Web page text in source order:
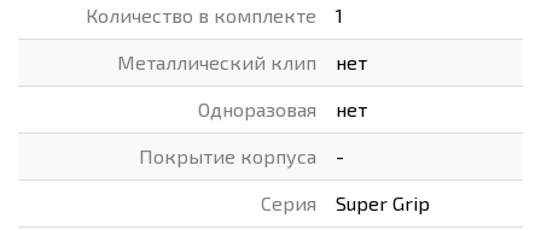
Количество в комплекте 1
Металлический клип нет
Одноразовая нет
Покрытие корпуса -
Серия Super Grip